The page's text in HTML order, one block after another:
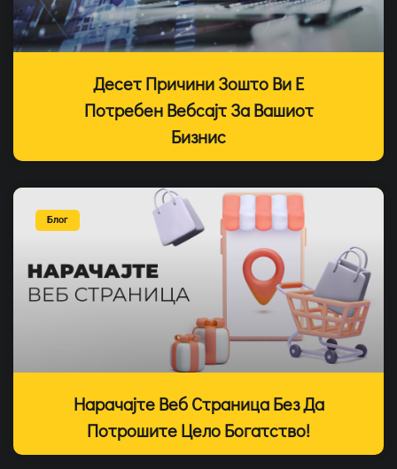
Десет Причини Зошто Ви Е
Потребен Вебсајт За Вашиот
Бизнис
Блог
Нарачајте Веб Страница Без Да
Потрошите Цело Богатство!